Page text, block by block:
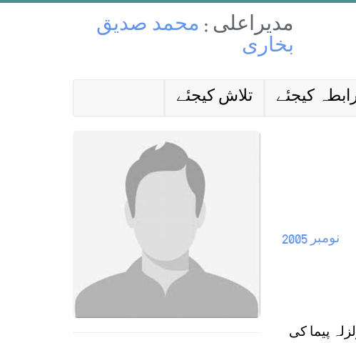
مدیراعلی : محمد صدیق
بخاری
تلاش کیجئے کیجئے
نومبر 2005
پیما کی